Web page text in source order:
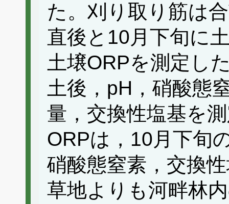
た。刈り取り筋は
直後と10月下旬に
土壌ORPを測定し
土後，pH，硝酸態
量，交換性塩基を
ORPは，10月下旬
硝酸態窒素，交換
草地よりも河畔林